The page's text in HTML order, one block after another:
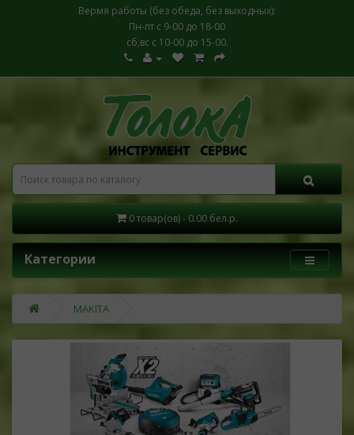
Вермя работы (без обеда, без выходных):
Пн-пт с 9-00 до 18-00
сб,вс с 10-00 до 15-00.
0 товар(ов) - 0.00 бел.р.
Категории
MAKITA